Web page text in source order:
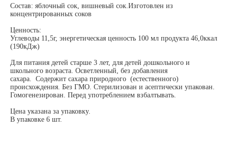
Состав: яблочный сок, вишневый сок.Изготовлен из
концентрированных соков
Ценность:
Углеводы 11,5г, энергетическая ценность 100 мл продукта 46,0ккал
(190кДж)
Для питания детей старше 3 лет, для детей дошкольного и
школьного возраста. Осветленный, без добавления
сахара. Содержит сахара природного (естественного)
происхождения. Без ГМО. Стерилизован и асептически упакован.
Гомогенезирован. Перед употреблением взбалтывать.
Цена указана за упаковку.
В упаковке 6 шт.